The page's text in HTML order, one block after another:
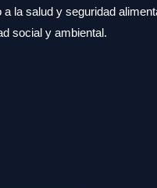
a la salud y seguridad
social y ambiental.